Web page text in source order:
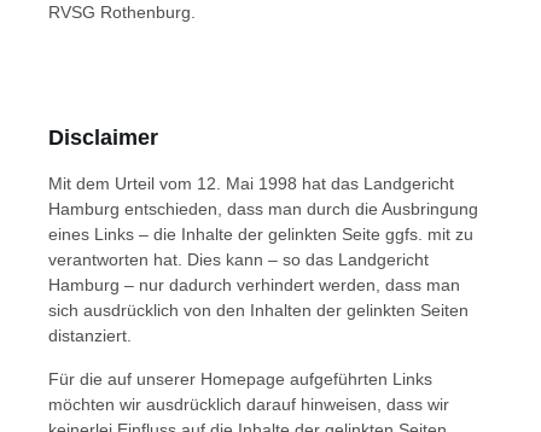
RVSG Rothenburg
Disclaimer
Mit dem Urteil vom 12. Mai 1998 hat das Landgericht
Hamburg entschieden, dass man durch die Ausbringung
eines Links – die Inhalte der gelinkten Seite ggfs. mit zu
verantworten hat. Dies kann – so das Landgericht
Hamburg – nur dadurch verhindert werden, dass man
sich ausdrücklich von den Inhalten der gelinkten Seiten
distanziert.
Für die auf unserer Homepage aufgeführten Links
möchten wir ausdrücklich darauf hinweisen, dass wir